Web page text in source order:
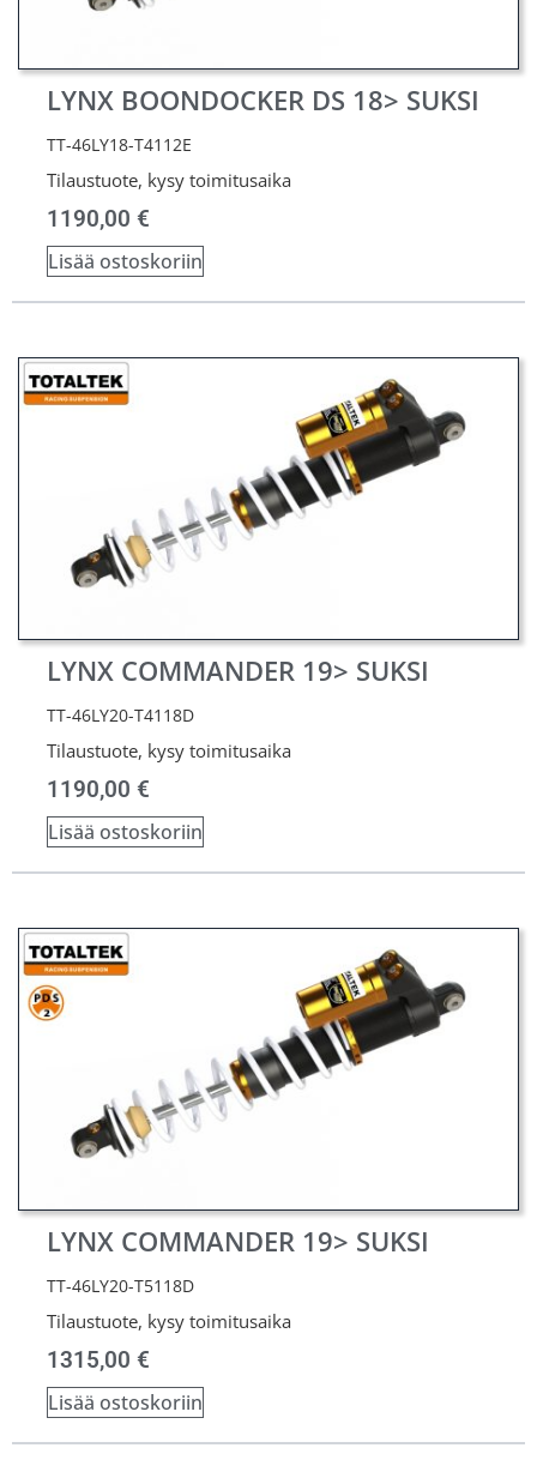
LYNX BOONDOCKER DS 18> SUKSI
TT-46LY18-T4112E
Tilaustuote, kysy toimitusaika
1190,00 €
Lisää ostoskoriin
LYNX COMMANDER 19> SUKSI
TT-46LY20-T4118D
Tilaustuote, kysy toimitusaika
1190,00 €
Lisää ostoskoriin
LYNX COMMANDER 19> SUKSI
TT-46LY20-T5118D
Tilaustuote, kysy toimitusaika
1315,00 €
Lisää ostoskoriin